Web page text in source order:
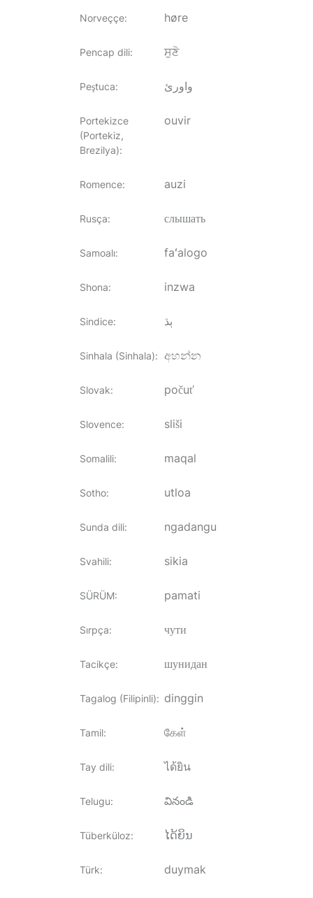
Norveççe: høre
Pencap dili: ਸੁਣੋ
Peştuca: واورئ
Portekizce
(Portekiz,
Brezilya):
ouvir
Romence: auzi
Rusça: слышать
Samoalı: faʻalogo
Shona: inzwa
Sindice: ٻڌ
Sinhala (Sinhala): අහන්න
Slovak: počuť
Slovence: sliši
Somalili: maqal
Sotho: utloa
Sunda dili: ngadangu
Svahili: sikia
SÜRÜM: pamati
Sırpça: чути
Tacikçe: шунидан
Tagalog (Filipinli): dinggin
Tamil: கேள்
Tay dili: ได้ยิน
Telugu: వినండి
Tüberküloz: ໄດ້ຍິນ
Türk: duymak